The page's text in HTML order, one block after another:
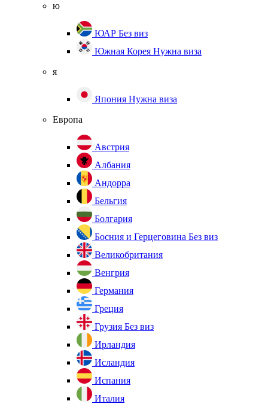
ю
ЮАР Без виз
Южная Корея Нужна виза
я
Япония Нужна виза
Европа
Австрия
Албания
Андорра
Бельгия
Болгария
Босния и Герцеговина Без виз
Великобритания
Венгрия
Германия
Греция
Грузия Без виз
Ирландия
Исландия
Испания
Италия